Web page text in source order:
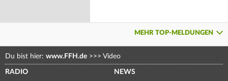
MEHR TOP-MELDUNGEN
Du bist hier: www.FFH.de >>> Video
RADIO NEWS